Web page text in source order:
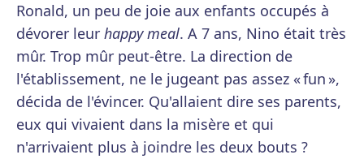
Ronald, un peu de joie aux enfants occupés à
dévorer leur happy meal. A 7 ans, Nino était très
mûr. Trop mûr peut-être. La direction de
l'établissement, ne le jugeant pas assez « fun »,
décida de l'évincer. Qu'allaient dire ses parents,
eux qui vivaient dans la misère et qui
n'arrivaient plus à joindre les deux bouts ?